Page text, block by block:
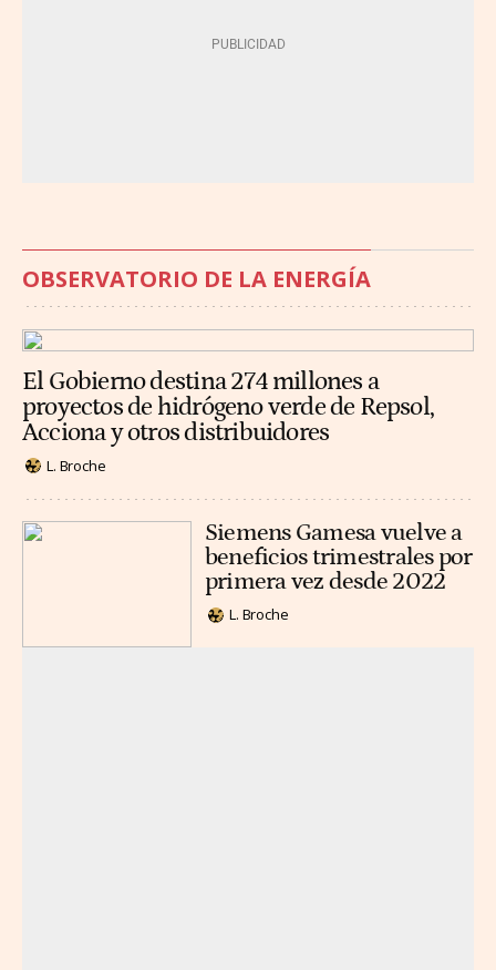
OBSERVATORIO DE LA ENERGÍA
El Gobierno destina 274 millones a
proyectos de hidrógeno verde de Repsol,
Acciona y otros distribuidores
L. Broche
Siemens Gamesa vuelve a
beneficios trimestrales por
primera vez desde 2022
L. Broche